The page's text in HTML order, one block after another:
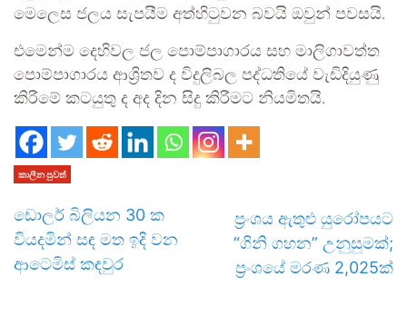
මෙලෙස ජලය සැපයීම අත්හිටුවන බවයි ඔවුන් පවසයි.
එමෙන්ම දෙහිවල ජල පොම්පාගාරය සහ මාලිගාවත්ත
පොම්පාගාරය ආශ්‍රිතව ද විදුලිබල පද්ධතියේ වැඩිදියුණු
කිරීමේ කටයුතු ද අද දින සිදු කිරීමට නියමිතයි.
කාලීන පුවත්
ඩොලර් බිලියන 30 ක
වියදමින් සඳ මත ඉදි වන
ආටෙමිස් කඳවුර
ප්‍රංශය ඇතුළු යුරෝපයට
“ගිනි ගහන” උනුසුමක්;
ප්‍රංශයේ මරණ 2,025ක්